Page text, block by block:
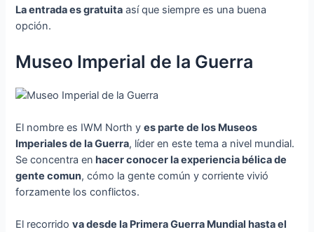
La entrada es gratuita así que siempre es una buena
opción.
Museo Imperial de la Guerra
El nombre es IWM North yes parte de los Museos
Imperiales de la Guerra, líder en este tema a nivel mundial.
Se concentra en hacer conocer la experiencia bélica de
gente comun, cómo la gente común y corriente vivió
forzamente los conflictos.
El recorridova desde la Primera Guerra Mundial hasta el